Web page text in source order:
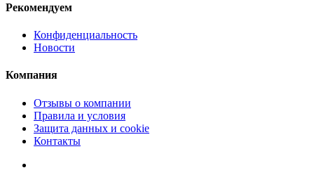
Рекомендуем
Конфиденциальность
Новости
Компания
Отзывы о компании
Правила и условия
Защита данных и cookie
Контакты